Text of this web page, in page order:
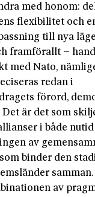
med honom:
flexibilitet och
till nya
framförallt –
med Nato,
redan i
förord,
är det som
i både
av
binder den
samman.
av